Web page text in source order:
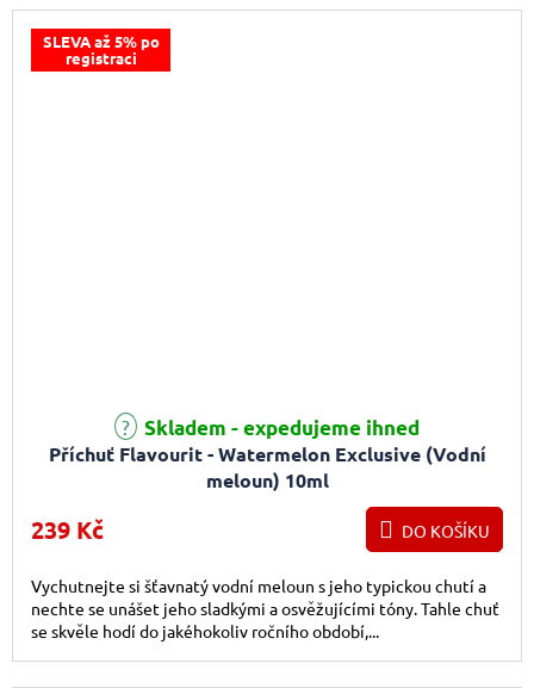
SLEVA až 5% po
registraci
Příchuť Flavourit - Watermelon Exclusive (Vodní
meloun) 10ml
Skladem - expedujeme ihned
239 Kč DO KOŠÍKU
Vychutnejte si šťavnatý vodní meloun s jeho typickou chutí a
nechte se unášet jeho sladkými a osvěžujícími tóny. Tahle chuť
se skvěle hodí do jakéhokoliv ročního období,...